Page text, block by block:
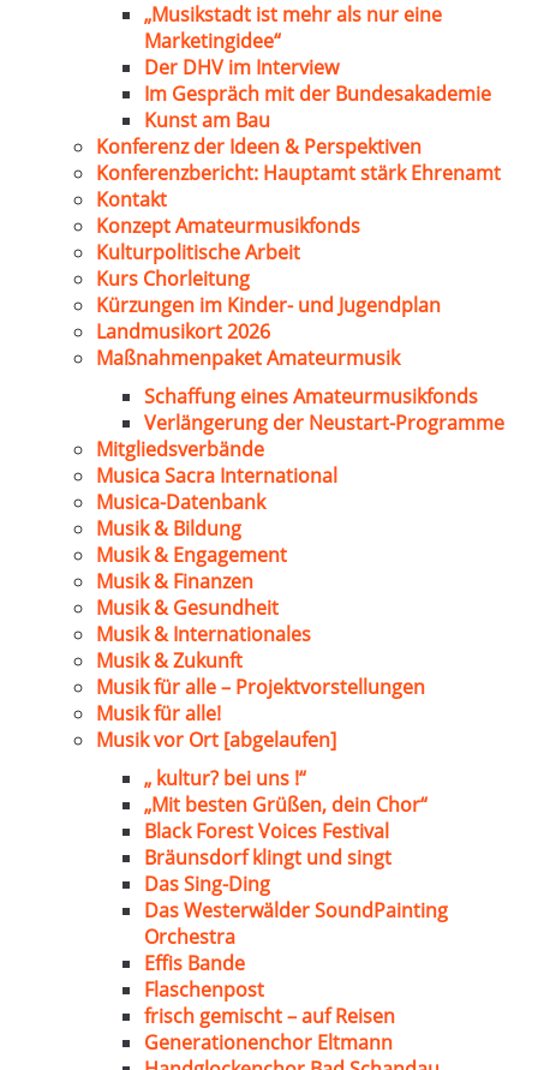
„Musikstadt ist mehr als nur eine
Marketingidee“
Der DHV im Interview
Im Gespräch mit der Bundesakademie
Kunst am Bau
Konferenz der Ideen & Perspektiven
Konferenzbericht: Hauptamt stärk Ehrenamt
Kontakt
Konzept Amateurmusikfonds
Kulturpolitische Arbeit
Kurs Chorleitung
Kürzungen im Kinder- und Jugendplan
Landmusikort 2026
Maßnahmenpaket Amateurmusik
Schaffung eines Amateurmusikfonds
Verlängerung der Neustart-Programme
Mitgliedsverbände
Musica Sacra International
Musica-Datenbank
Musik & Bildung
Musik & Engagement
Musik & Finanzen
Musik & Gesundheit
Musik & Internationales
Musik & Zukunft
Musik für alle – Projektvorstellungen
Musik für alle!
Musik vor Ort [abgelaufen]
„ kultur? bei uns !“
„Mit besten Grüßen, dein Chor“
Black Forest Voices Festival
Bräunsdorf klingt und singt
Das Sing-Ding
Das Westerwälder SoundPainting
Orchestra
Effis Bande
Flaschenpost
frisch gemischt – auf Reisen
Generationenchor Eltmann